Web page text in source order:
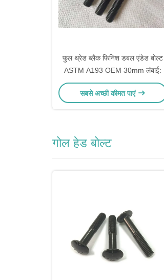
फुल थ्रेड ब्लैक फिनिश डबल एंडेड बोल्ट
ASTM A193 OEM 30mm लंबाई:
सबसे अच्छी कीमत पाएं
गोल हेड बोल्ट